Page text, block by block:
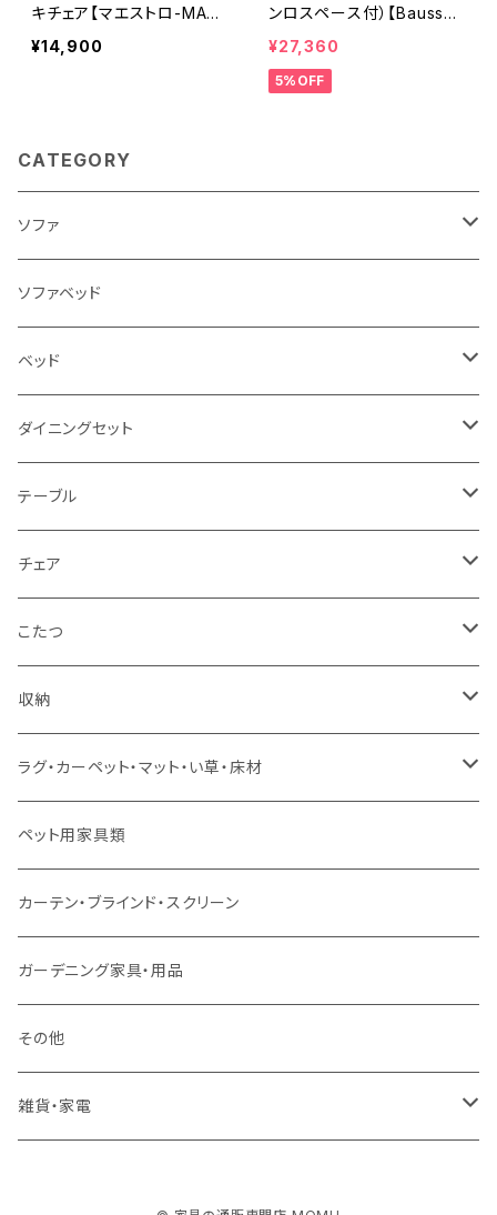
キチェア【マエストロ-MAES
TRO-】（ガーデニング 椅
子 リクライニング） SH-
¥14,900
ンロスペース付）【Baussen
-バウゼン-】 SH-05-817
¥27,360
5%OFF
CATEGORY
ソファ
3人掛け
2.5人掛け
2人掛け
1人掛け
カウチソファ
コーナーソファ
ソファセット
スツール・オットマン
ソファ付属品
クッション・座椅子
ソファベッド
ベッド
シングルサイズ以下（フレームのみ）
セミダブルサイズ（フレームのみ）
ダブルサイズ（フレームのみ）
ワイドダブルサイズ以上（フレームのみ）
シングルサイズ以下（マットレス付）
セミダブルサイズ（マットレス付）
ダブルサイズ（マットレス付）
ダブルサイズ以上（マットレス付）
ロフトベッド
二段ベッド
マットレス
ダイニングセット
ダイニング3点セット以下
ダイニング4点セット
ダイニング5点・6点セット
ダイニング7点セット以上
テーブル
センターテーブル
ダイニングテーブル
カウンターテーブル
リフティングテーブル
サイドテーブル・コーヒーテーブル
デスク
チェア
ダイニングチェア
カウンターチェア
キッズチェア
オフィスチェア・ゲーミングチェア
ダイニングベンチ・スツール
こたつ
こたつテーブル
こたつ布団
コタツ・布団セット
収納
本棚・シェルフ
食器棚・収納庫
レンジ台・カウンター
ラック
TVボード
キャビネット・飾り棚
ラグ・カーペット・マット・い草・床材
マット・フロアタイル
ラグ
カーペット
ペット用家具類
カーテン・ブラインド・スクリーン
ガーデニング家具・用品
その他
雑貨・家電